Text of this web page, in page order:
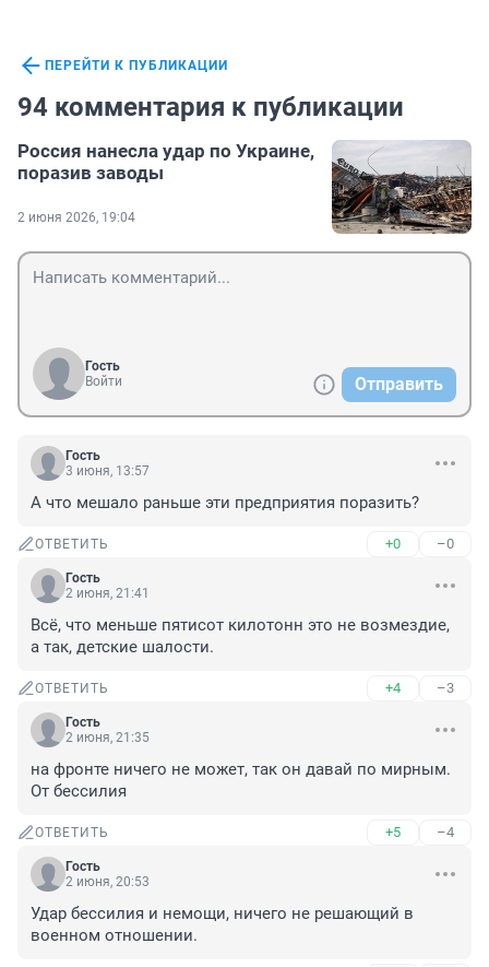
ПЕРЕЙТИ К ПУБЛИКАЦИИ
94 комментария к публикации
Россия нанесла удар по Украине,
поразив заводы
2 июня 2026, 19:04
Гость
Войти
Отправить
Гость
3 июня, 13:57
А что мешало раньше эти предприятия поразить?
ОТВЕТИТЬ +0 –0
Гость
2 июня, 21:41
Всё, что меньше пятисот килотонн это не возмездие,
а так, детские шалости.
ОТВЕТИТЬ +4 –3
Гость
2 июня, 21:35
на фронте ничего не может, так он давай по мирным.
От бессилия
ОТВЕТИТЬ +5 –4
Гость
2 июня, 20:53
Удар бессилия и немощи, ничего не решающий в
военном отношении.